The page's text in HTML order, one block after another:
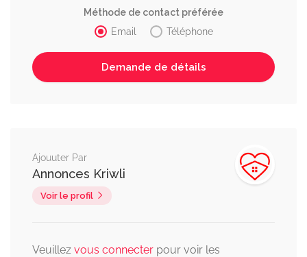
Méthode de contact préférée
Email
Téléphone
Ajouuter Par
Annonces Kriwli
Voir le profil
Veuillez vous connecter pour voir les